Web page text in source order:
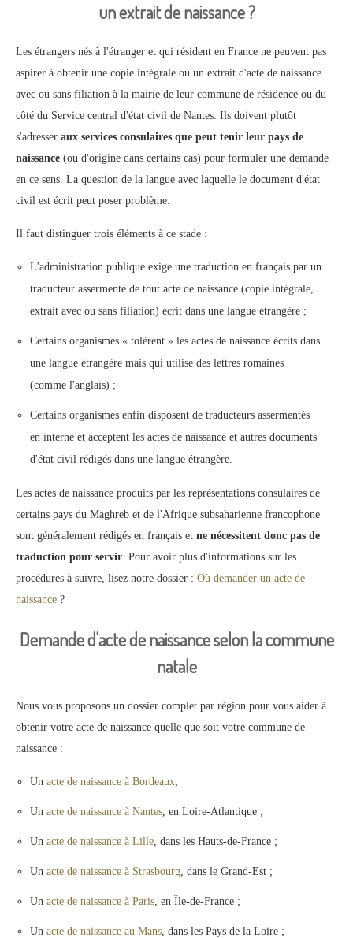
un extrait de naissance ?
Les étrangers nés à l'étranger et qui résident en France ne peuvent pas
aspirer à obtenir une copie intégrale ou un extrait d'acte de naissance
avec ou sans filiation à la mairie de leur commune de résidence ou du
côté du Service central d'état civil de Nantes. Ils doivent plutôt
s'adresser aux services consulaires que peut tenir leur pays de
naissance (ou d'origine dans certains cas) pour formuler une demande
en ce sens. La question de la langue avec laquelle le document d'état
civil est écrit peut poser problème.
Il faut distinguer trois éléments à ce stade :
L'administration publique exige une traduction en français par un
traducteur assermenté de tout acte de naissance (copie intégrale,
extrait avec ou sans filiation) écrit dans une langue étrangère ;
Certains organismes « tolèrent » les actes de naissance écrits dans
une langue étrangère mais qui utilise des lettres romaines
(comme l'anglais) ;
Certains organismes enfin disposent de traducteurs assermentés
en interne et acceptent les actes de naissance et autres documents
d'état civil rédigés dans une langue étrangère.
Les actes de naissance produits par les représentations consulaires de
certains pays du Maghreb et de l'Afrique subsaharienne francophone
sont généralement rédigés en français et ne nécessitent donc pas de
traduction pour servir. Pour avoir plus d'informations sur les
procédures à suivre, lisez notre dossier : Où demander un acte de
naissance ?
Demande d'acte de naissance selon la commune
natale
Nous vous proposons un dossier complet par région pour vous aider à
obtenir votre acte de naissance quelle que soit votre commune de
naissance :
Un acte de naissance à Bordeaux;
Un acte de naissance à Nantes, en Loire-Atlantique ;
Un acte de naissance à Lille, dans les Hauts-de-France ;
Un acte de naissance à Strasbourg, dans le Grand-Est ;
Un acte de naissance à Paris, en Île-de-France ;
Un acte de naissance au Mans, dans les Pays de la Loire ;